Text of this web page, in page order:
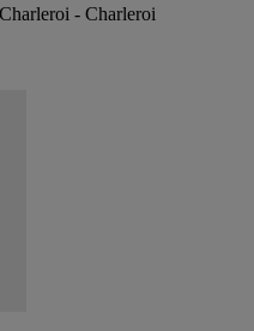
- Charleroi